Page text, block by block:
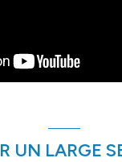
UN LARGE